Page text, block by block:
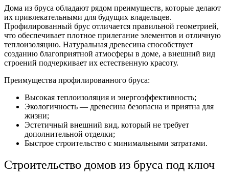
Дома из бруса обладают рядом преимуществ, которые делают
их привлекательными для будущих владельцев.
Профилированный брус отличается правильной геометрией,
что обеспечивает плотное прилегание элементов и отличную
теплоизоляцию. Натуральная древесина способствует
созданию благоприятной атмосферы в доме, а внешний вид
строений подчеркивает их естественную красоту.
Преимущества профилированного бруса:
Высокая теплоизоляция и энергоэффективность;
Экологичность — древесина безопасна и приятна для
жизни;
Эстетичный внешний вид, который не требует
дополнительной отделки;
Быстрое строительство с минимальными затратами.
Строительство домов из бруса под ключ